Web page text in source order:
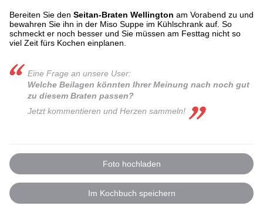
Bereiten Sie den Seitan-Braten Wellington am Vorabend zu und
bewahren Sie ihn in der Miso Suppe im Kühlschrank auf. So
schmeckt er noch besser und Sie müssen am Festtag nicht so
viel Zeit fürs Kochen einplanen.
Eine Frage an unsere User:
Welche Beilagen könnten Ihrer Meinung nach noch gut
zu diesem Braten passen?
Jetzt kommentieren und Herzen sammeln!
Foto hochladen
Im Kochbuch speichern